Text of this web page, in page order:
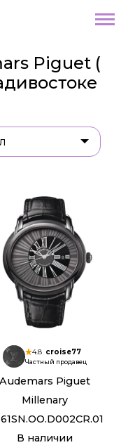
Piguet (
4.8 croise77
Частный продавец
Audemars Piguet
Millenary
В наличии